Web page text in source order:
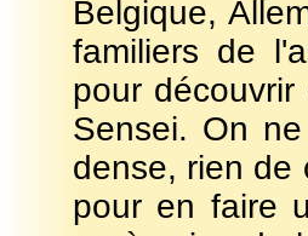
Belgique,
familiers de
pour
Sensei. On
dense, rien de
pour en faire